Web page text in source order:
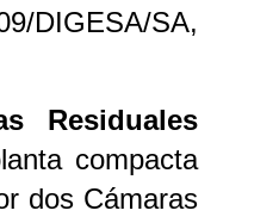
DIGESA/SA,
Residuales
compacta
dos Cámaras